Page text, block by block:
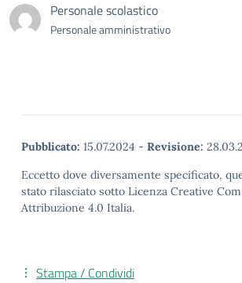
Personale scolastico
Personale amministrativo
Pubblicato: 15.07.2024 - Revisione:
Eccetto dove diversamente specificato,
stato rilasciato sotto Licenza Creative
Attribuzione 4.0 Italia.
Stampa / Condividi